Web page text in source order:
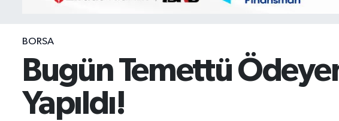
BORSA
Bugün Temettü
Yapıldı!
BIST 100 Isı Haritası
Coin Isı Haritası
Ekonomik Takvim